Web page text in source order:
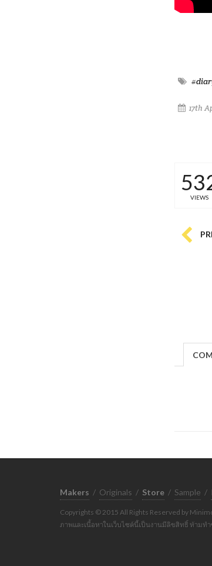
17th
VIEWS
Makers / Originals / Store / Sample /
Copyrights © 2015 All Rights Reserved by
ภาพและเนื้อหาในเว็บไซต์นี้เป็นงานมีลิขสิทธิ์ ห้ามท